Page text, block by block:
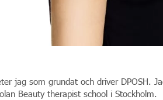
jag som grundat och driver DPOSH.
Beauty therapist school i Stockholm.